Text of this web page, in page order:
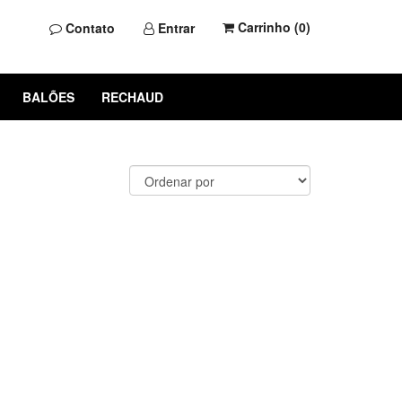
Contato Entrar Carrinho (0)
BALÕES RECHAUD